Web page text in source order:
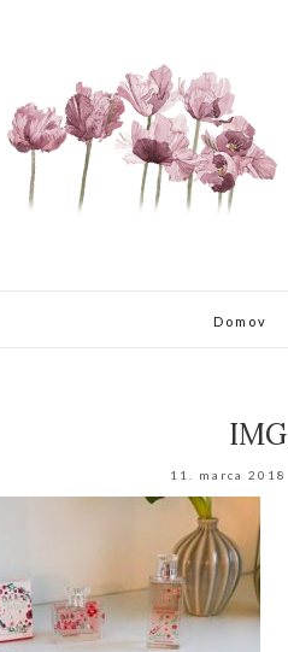
Domov
11. marca 2018